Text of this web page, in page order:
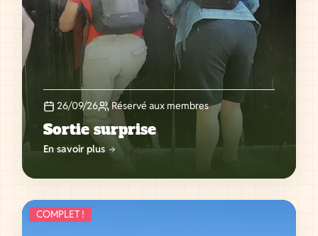
26/09/26 Réservé aux membres
Sortie surprise
En savoir plus
COMPLET !